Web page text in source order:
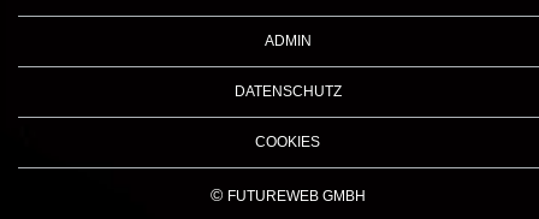
ADMIN
DATENSCHUTZ
COOKIES
© FUTUREWEB GMBH